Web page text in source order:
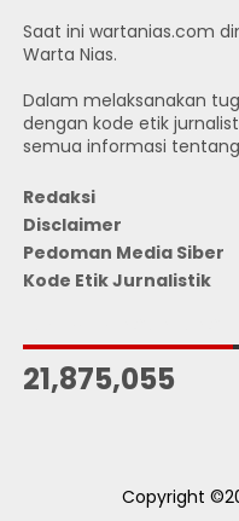
Saat ini wartanias.com
Warta Nias.
Dalam melaksanakan
dengan kode etik
semua informasi tentang
Redaksi
Disclaimer
Pedoman Media Siber
Kode Etik Jurnalistik
21,875,055
Copyright